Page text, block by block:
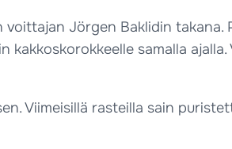
Jörgen Baklidin
kakkoskorokkeelle samalla
Viimeisillä rasteilla sain